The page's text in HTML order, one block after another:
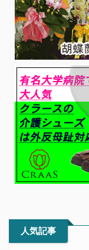
人気記事